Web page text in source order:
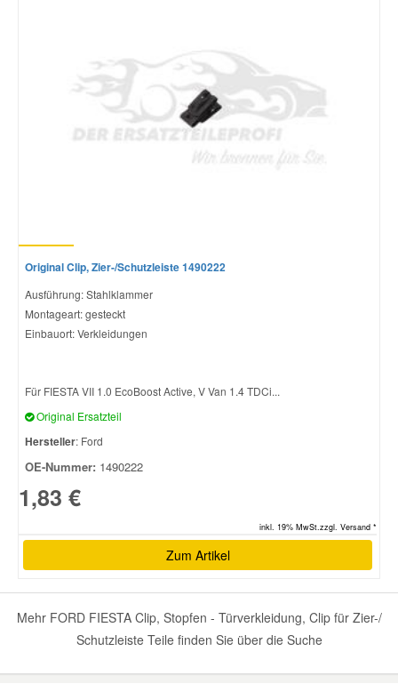
Original Clip, Zier-/Schutzleiste 1490222
Ausführung: Stahlklammer
Montageart: gesteckt
Einbauort: Verkleidungen
Für FIESTA VII 1.0 EcoBoost Active, V Van 1.4 TDCi...
Original Ersatzteil
Hersteller: Ford
OE-Nummer: 1490222
1,83 €
inkl. 19% MwSt.zzgl. Versand *
Zum Artikel
Mehr FORD FIESTA Clip, Stopfen - Türverkleidung, Clip für Zier-/
Schutzleiste Teile finden Sie über die Suche